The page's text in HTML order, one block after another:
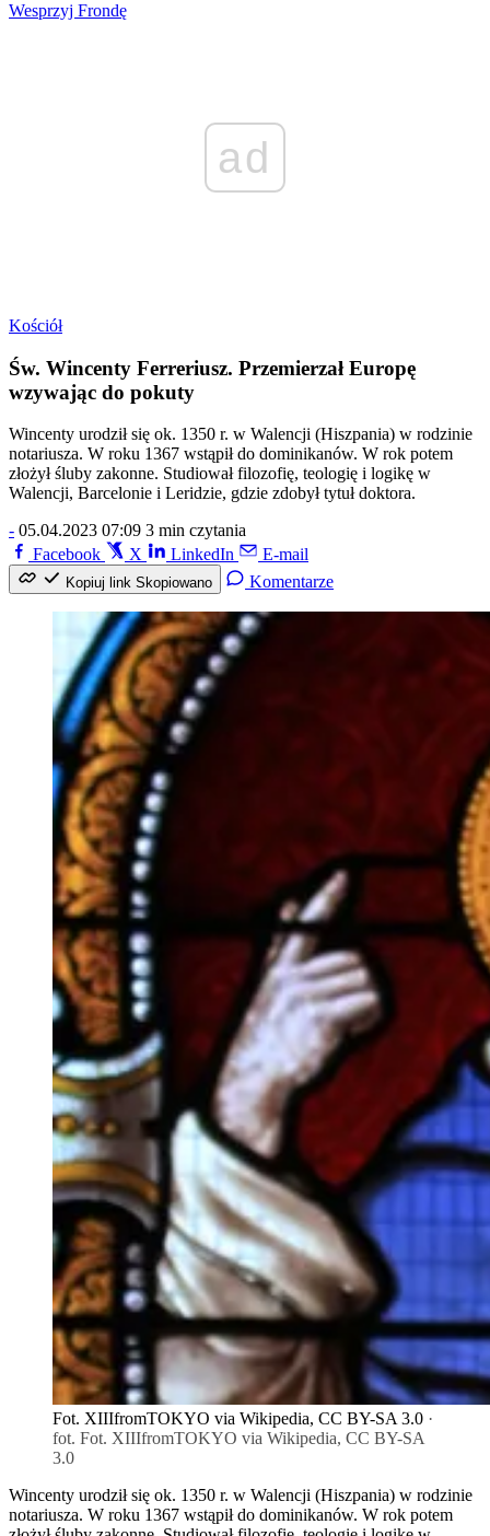
Wesprzyj Frondę
ad
Kościół
Św. Wincenty Ferreriusz. Przemierzał Europę
wzywając do pokuty
Wincenty urodził się ok. 1350 r. w Walencji (Hiszpania) w rodzinie
notariusza. W roku 1367 wstąpił do dominikanów. W rok potem
złożył śluby zakonne. Studiował filozofię, teologię i logikę w
Walencji, Barcelonie i Leridzie, gdzie zdobył tytuł doktora.
- 05.04.2023 07:09 3 min czytania
Facebook
X LinkedIn E-mail
Kopiuj link Skopiowano Komentarze
Fot. XIIIfromTOKYO via Wikipedia, CC BY-SA 3.0 ·
fot. Fot. XIIIfromTOKYO via Wikipedia, CC BY-SA
3.0
Wincenty urodził się ok. 1350 r. w Walencji (Hiszpania) w rodzinie
notariusza. W roku 1367 wstąpił do dominikanów. W rok potem